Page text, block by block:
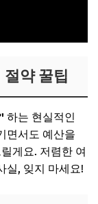
약 꿀팁
하는 현실적인
면서도 예산을
게요. 저렴한 여
실, 잊지 마세요!